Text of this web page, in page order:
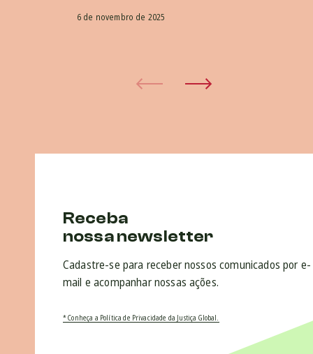
6 de novembro de 2025
Receba
nossa newsletter
Cadastre-se para receber nossos comunicados por e-
mail e acompanhar nossas ações.
* Conheça a Política de Privacidade da Justiça Global.